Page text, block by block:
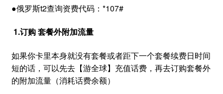
●俄罗斯t2查询资费代码：*107#
1.订购 套餐外附加流量
如果你卡里本身就没有套餐或者距下一个套餐续费日时间
短的话，可以先去【游全球】充值话费，再去订购套餐外
的附加流量（消耗话费余额）